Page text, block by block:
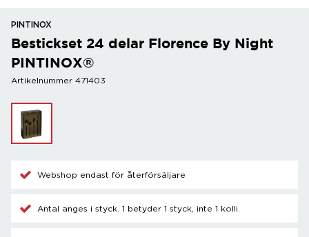
PINTINOX
Bestickset 24 delar Florence By Night
PINTINOX®
Artikelnummer 471403
Webshop endast för återförsäljare
Antal anges i styck. 1 betyder 1 styck, inte 1 kolli.